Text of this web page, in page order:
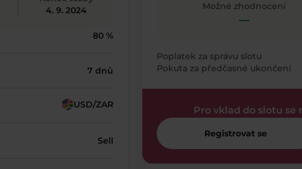
4. 9. 2024
80 %
7 dnů
USD/ZAR
Sell
Možné zhodnocení
—
Poplatek za správu slotu
Pokuta za předčasné ukončení
Pro vklad do slotu
Registrovat se